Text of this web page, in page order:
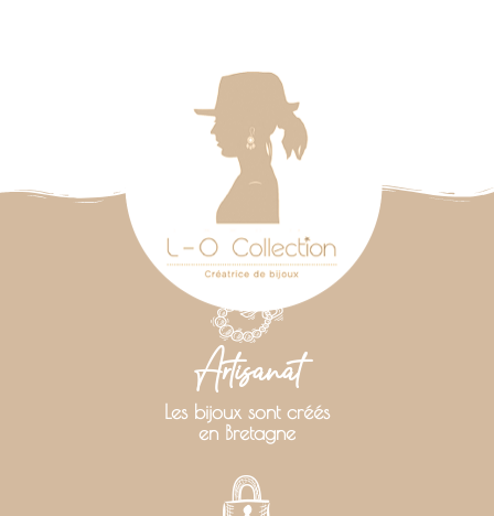
Artisanat
Les bijoux sont créés
en Bretagne